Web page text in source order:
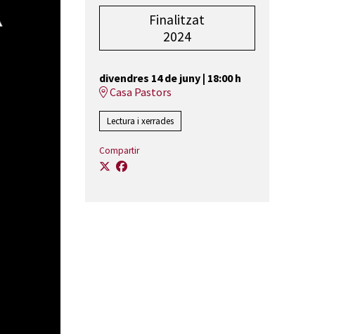
Finalitzat
2024
divendres 14 de juny| 18:00 h
Casa Pastors
Lectura i xerrades
Compartir